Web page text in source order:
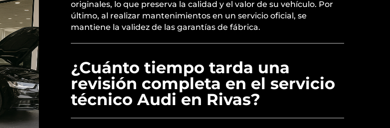
originales, lo que preserva la calidad y el valor de su vehículo. Por
último, al realizar mantenimientos en un servicio oficial, se
mantiene la validez de las garantías de fábrica.
¿Cuánto tiempo tarda una
revisión completa en el servicio
técnico Audi en Rivas?